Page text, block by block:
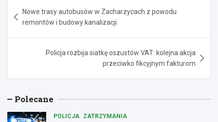
wpisu
Nowe trasy autobusów w Zacharzycach z powodu
remontów i budowy kanalizacji
Policja rozbija siatkę oszustów VAT: kolejna akcja
przeciwko fikcyjnym fakturom
Polecane
POLICJA ZATRZYMANIA